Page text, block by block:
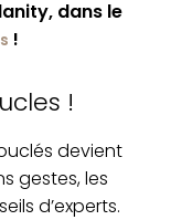
dans le
!
!
devient
gestes, les
d’experts.